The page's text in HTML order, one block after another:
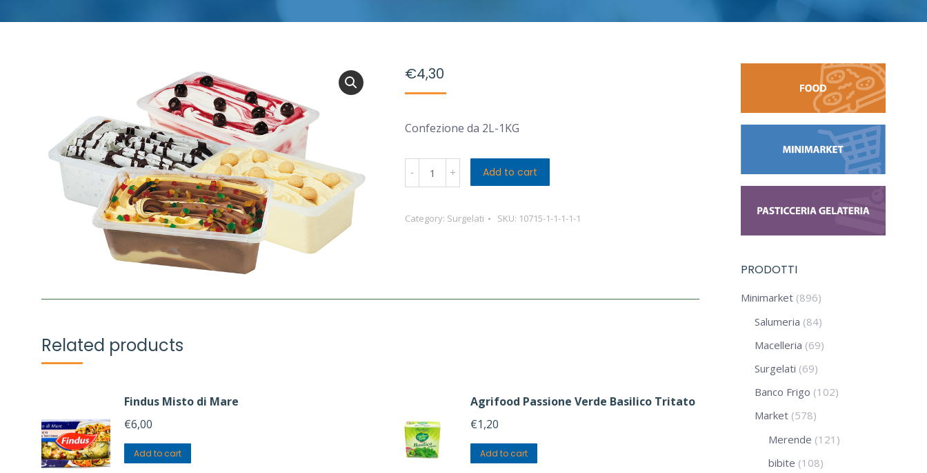
€4,30
Confezione da 2L-1KG
Nuova
Cremeria
Cioccolato
quantity
Add to cart
Category: Surgelati SKU: 10715-1-1-1-1-1
Related products
Findus Misto di Mare
€6,00
Add to cart
Agrifood Passione Verde Basilico Tritato
€1,20
Add to cart
PRODOTTI
Minimarket (896)
Salumeria (84)
Macelleria (69)
Surgelati (69)
Banco Frigo (102)
Market (578)
Merende (121)
bibite (108)